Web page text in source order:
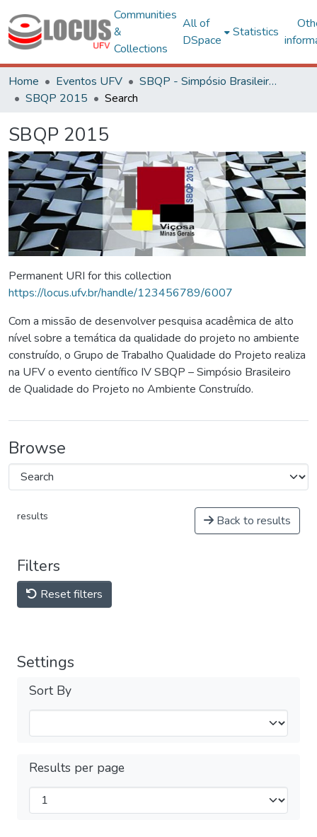
Communities
&
Collections
All of
DSpace
Statistics
Home Eventos UFV
SBQP - Simpósio Brasileiro de Qualidade do Projeto no Ambiente Construído
SBQP 2015
Search
SBQP 2015
Permanent URI for this collection
https://locus.ufv.br/handle/123456789/6007
Com a missão de desenvolver pesquisa acadêmica de alto
nível sobre a temática da qualidade do projeto no ambiente
construído, o Grupo de Trabalho Qualidade do Projeto realiza
na UFV o evento científico IV SBQP – Simpósio Brasileiro
de Qualidade do Projeto no Ambiente Construído.
Browse
results Back to results
Filters
Reset filters
Settings
Sort By
Results per page